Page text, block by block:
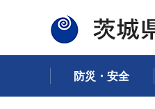
茨城県
防災・安全